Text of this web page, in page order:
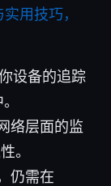
用技巧，
设备的追踪
络层面的监
。
仍需在